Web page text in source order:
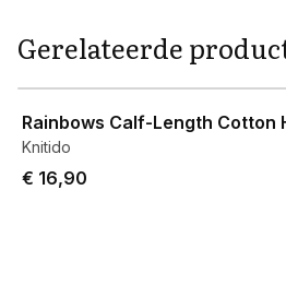
Gerelateerde
Rainbows Calf-Length Cotton
Knitido
€ 16,90